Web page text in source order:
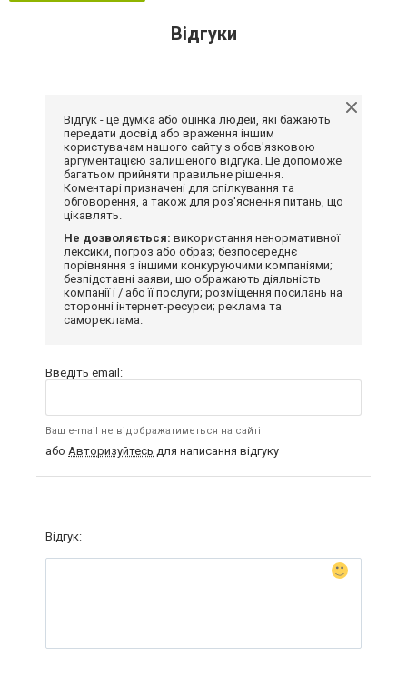
Відгуки
Відгук - це думка або оцінка людей, які бажають
передати досвід або враження іншим
користувачам нашого сайту з обов'язковою
аргументацією залишеного відгука. Це допоможе
багатьом прийняти правильне рішення.
Коментарі призначені для спілкування та
обговорення, а також для роз'яснення питань, що
цікавлять.
Не дозволяється: використання ненормативної
лексики, погроз або образ; безпосереднє
порівняння з іншими конкуруючими компаніями;
безпідставні заяви, що ображають діяльність
компанії і / або її послуги; розміщення посилань на
сторонні інтернет-ресурси; реклама та
самореклама.
Введіть email:
Ваш e-mail не відображатиметься на сайті
або Авторизуйтесь для написання відгуку
Відгук: